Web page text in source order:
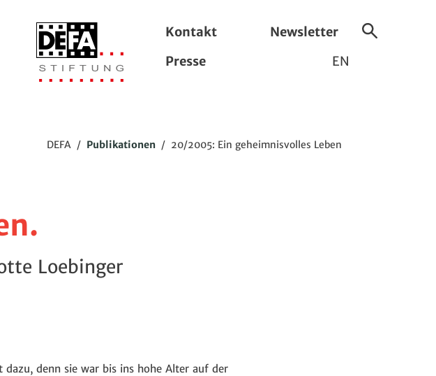
Kontakt
Newsletter
Presse
EN
DEFA / Publikationen / 20/2005: Ein geheimnisvolles Leben
Loebinger
denn sie war bis ins hohe Alter auf der